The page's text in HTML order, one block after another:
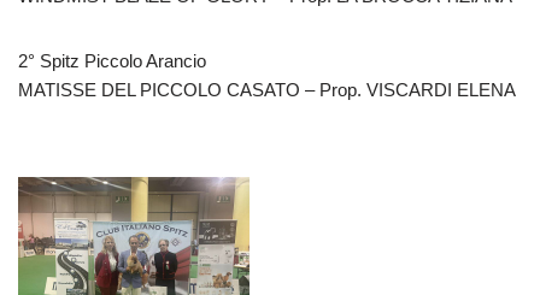
2° Spitz Piccolo Arancio
MATISSE DEL PICCOLO CASATO – Prop. VISCARDI ELENA